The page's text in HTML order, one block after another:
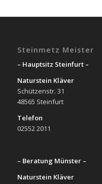
Steinmetz Meister
– Hauptsitz Steinfurt –
Naturstein Kläver
Schützenstr. 31
48565 Steinfurt
Telefon
02552 2011
– Beratung Münster –
Naturstein Kläver